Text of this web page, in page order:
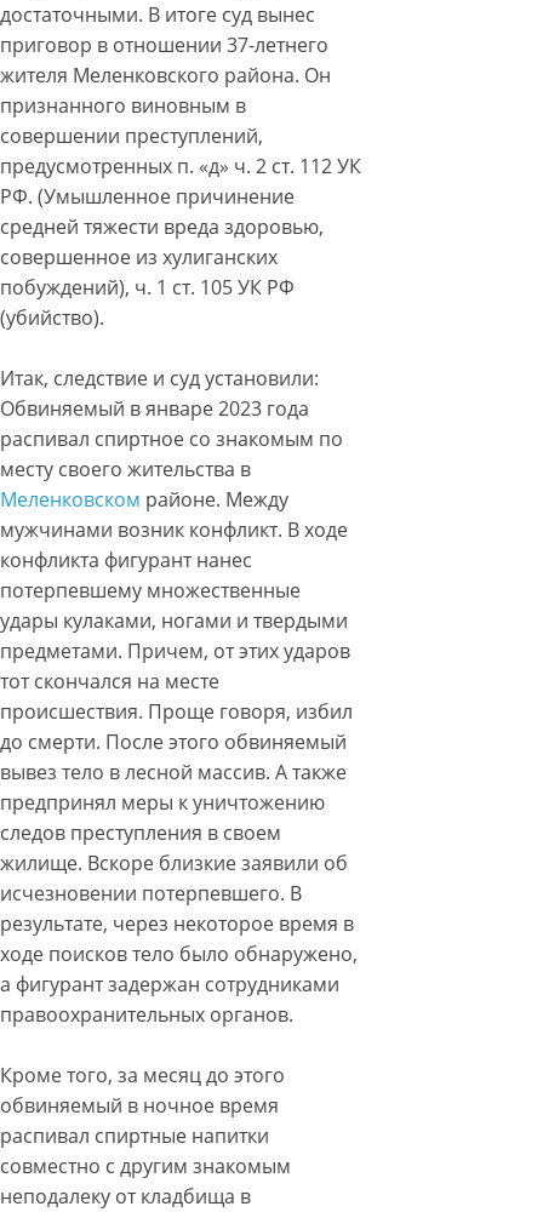
достаточными. В итоге суд вынес
приговор в отношении 37-летнего
жителя Меленковского района. Он
признанного виновным в
совершении преступлений,
предусмотренных п. «д» ч. 2 ст. 112 УК
РФ. (Умышленное причинение
средней тяжести вреда здоровью,
совершенное из хулиганских
побуждений), ч. 1 ст. 105 УК РФ
(убийство).
Итак, следствие и суд установили:
Обвиняемый в январе 2023 года
распивал спиртное со знакомым по
месту своего жительства в
Меленковском районе. Между
мужчинами возник конфликт. В ходе
конфликта фигурант нанес
потерпевшему множественные
удары кулаками, ногами и твердыми
предметами. Причем, от этих ударов
тот скончался на месте
происшествия. Проще говоря, избил
до смерти. После этого обвиняемый
вывез тело в лесной массив. А также
предпринял меры к уничтожению
следов преступления в своем
жилище. Вскоре близкие заявили об
исчезновении потерпевшего. В
результате, через некоторое время в
ходе поисков тело было обнаружено,
а фигурант задержан сотрудниками
правоохранительных органов.
Кроме того, за месяц до этого
обвиняемый в ночное время
распивал спиртные напитки
совместно с другим знакомым
неподалеку от кладбища в